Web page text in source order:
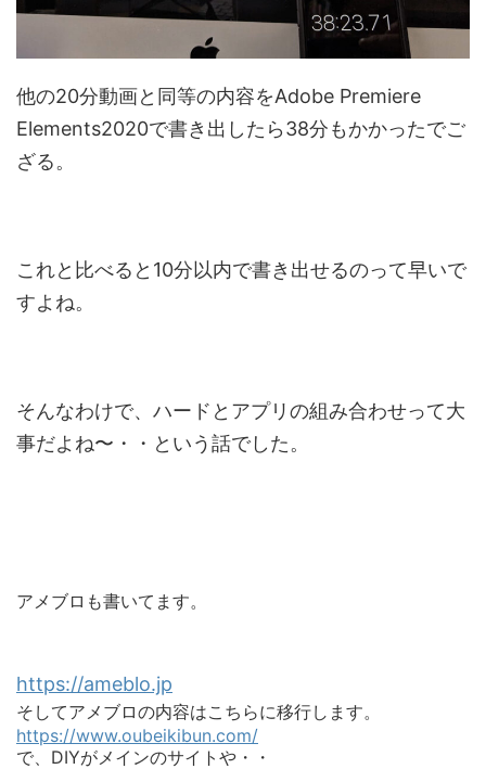
他の20分動画と同等の内容をAdobe Premiere
Elements2020で書き出したら38分もかかったでご
ざる。
これと比べると10分以内で書き出せるのって早いで
すよね。
そんなわけで、ハードとアプリの組み合わせって大
事だよね〜・・という話でした。
アメブロも書いてます。
https://ameblo.jp
そしてアメブロの内容はこちらに移行します。
https://www.oubeikibun.com/
で、DIYがメインのサイトや・・